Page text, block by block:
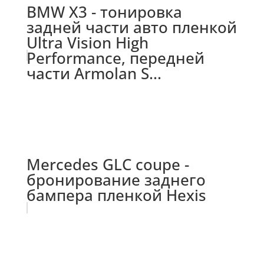
BMW X3 - тонировка
задней части авто пленкой
Ultra Vision High
Performance, передней
части Armolan S...
Mercedes GLC coupe -
бронирование заднего
бампера пленкой Hexis